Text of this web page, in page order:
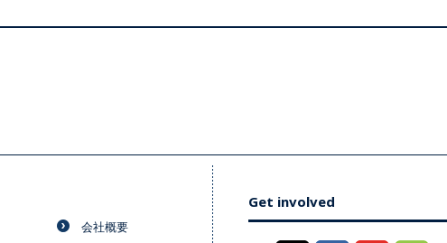
会社概要
Get involved